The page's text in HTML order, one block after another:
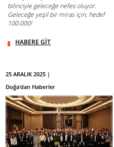
bilinciyle geleceğe nefes oluyor.
Geleceğe yeşil bir miras için; hedef
100.000!
HABERE GİT
25 ARALIK 2025 |
Doğa'dan Haberler